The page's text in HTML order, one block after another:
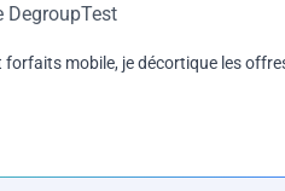
DegroupTest
mobile, je décortique les